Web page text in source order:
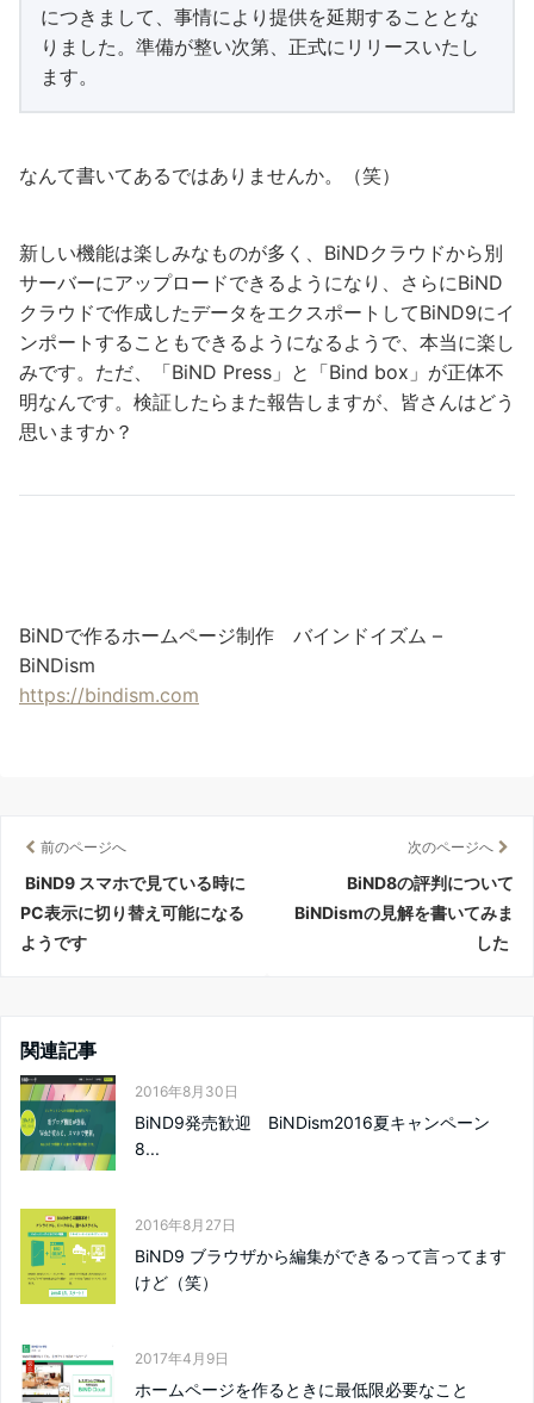
につきまして、事情により提供を延期することとな
りました。準備が整い次第、正式にリリースいたし
ます。
なんて書いてあるではありませんか。（笑）
新しい機能は楽しみなものが多く、BiNDクラウドから別
サーバーにアップロードできるようになり、さらにBiND
クラウドで作成したデータをエクスポートしてBiND9にイ
ンポートすることもできるようになるようで、本当に楽し
みです。ただ、「BiND Press」と「Bind box」が正体不
明なんです。検証したらまた報告しますが、皆さんはどう
思いますか？
BiNDで作るホームページ制作 バインドイズム –
BiNDism
https://bindism.com
前のページへ
BiND9 スマホで見ている時に
PC表示に切り替え可能になる
ようです
次のページへ
BiND8の評判について
BiNDismの見解を書いてみま
した
関連記事
2016年8月30日
BiND9発売歓迎 BiNDism2016夏キャンペーン
8...
2016年8月27日
BiND9 ブラウザから編集ができるって言ってます
けど（笑）
2017年4月9日
ホームページを作るときに最低限必要なこと